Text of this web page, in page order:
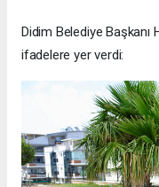
Didim Belediye Başkanı
ifadelere yer verdi: